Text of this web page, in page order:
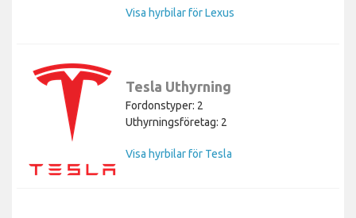
Visa hyrbilar för Lexus
Tesla Uthyrning
Fordonstyper: 2
Uthyrningsföretag: 2
Visa hyrbilar för Tesla